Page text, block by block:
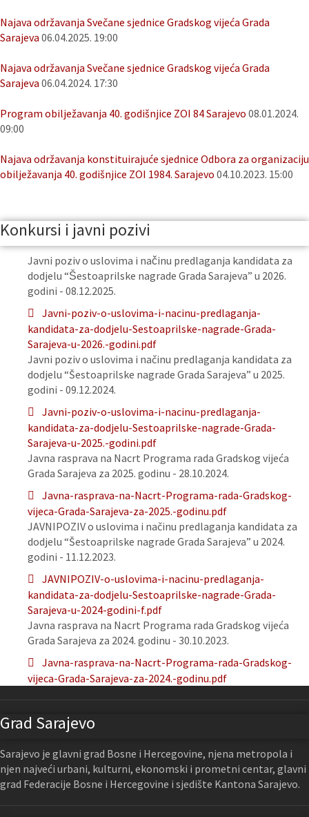
Najava održavanja Svečane sjednice Gradskog vijeća Grada
Sarajeva 06.04.2025. 19:00
Najava održavanja Svečane sjednice Gradskog vijeća Grada
Sarajeva 06.04.2024. 17:30
Program obilježavanja 40. godišnjice ZOI 84 Sarajevo 08.01.2024.
09:00
Najava održavanja konstituirajuće sjednice Odbora za organizaciju
obilježavanja 40. godišnjice ZOI 1984. Sarajevo 04.10.2023. 15:00
Konkursi i javni pozivi
Javni poziv o uslovima i načinu predlaganja kandidata za
dodjelu “Šestoaprilske nagrade Grada Sarajeva” u 2026.
godini - 08.12.2025.
Javni-poziv-o-uslovima-i-nacinu-predlaganja-
kandidata-za-dodjelu-Sestoaprilske-nagrade-Grada-
Sarajeva-u-2026.-godini.pdf
Javni poziv o uslovima i načinu predlaganja kandidata za
dodjelu “Šestoaprilske nagrade Grada Sarajeva” u 2025.
godini - 09.12.2024.
Javni-poziv-o-uslovima-i-nacinu-predlaganja-
kandidata-za-dodjelu-Sestoaprilske-nagrade-Grada-
Sarajeva-u-2025.-godini.pdf
Javna rasprava na Nacrt Programa rada Gradskog vijeća
Grada Sarajeva za 2025. godinu - 28.10.2024.
Javna-rasprava-na-Nacrt-Programa-rada-Gradskog-
vijeca-Grada-Sarajeva-za-2025.-godinu.pdf
JAVNIPOZIV o uslovima i načinu predlaganja kandidata za
dodjelu “Šestoaprilske nagrade Grada Sarajeva” u 2024.
godini - 11.12.2023.
JAVNIPOZIV-o-uslovima-i-nacinu-predlaganja-
kandidata-za-dodjelu-Sestoaprilske-nagrade-Grada-
Sarajeva-u-2024-godini-f.pdf
Javna rasprava na Nacrt Programa rada Gradskog vijeća
Grada Sarajeva za 2024. godinu - 30.10.2023.
Javna-rasprava-na-Nacrt-Programa-rada-Gradskog-
vijeca-Grada-Sarajeva-za-2024.-godinu.pdf
Grad Sarajevo
Sarajevo je glavni grad Bosne i Hercegovine, njena metropola i
njen najveći urbani, kulturni, ekonomski i prometni centar, glavni
grad Federacije Bosne i Hercegovine i sjedište Kantona Sarajevo.